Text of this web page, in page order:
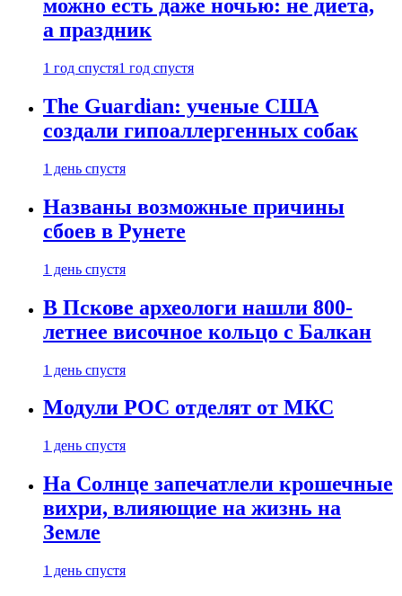
можно есть даже ночью: не диета,
а праздник
1 год спустя1 год спустя
The Guardian: ученые США
создали гипоаллергенных собак
1 день спустя
Названы возможные причины
сбоев в Рунете
1 день спустя
В Пскове археологи нашли 800-
летнее височное кольцо с Балкан
1 день спустя
Модули РОС отделят от МКС
1 день спустя
На Солнце запечатлели крошечные
вихри, влияющие на жизнь на
Земле
1 день спустя